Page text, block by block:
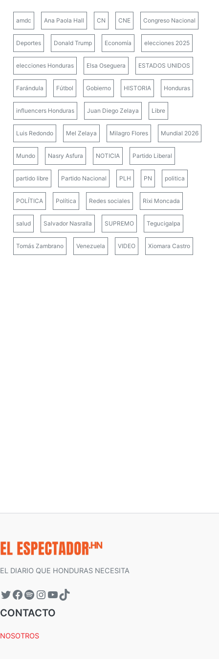
amdc Ana Paola Hall CN CNE Congreso Nacional
Deportes Donald Trump Economía elecciones 2025
elecciones Honduras Elsa Oseguera ESTADOS UNIDOS
Farándula Fútbol Gobierno HISTORIA Honduras
influencers Honduras Juan Diego Zelaya Libre
Luis Redondo Mel Zelaya Milagro Flores Mundial 2026
Mundo Nasry Asfura NOTICIA Partido Liberal
partido libre Partido Nacional PLH PN politica
POLÍTICA Política Redes sociales Rixi Moncada
salud Salvador Nasralla SUPREMO Tegucigalpa
Tomás Zambrano Venezuela VIDEO Xiomara Castro
EL DIARIO QUE HONDURAS NECESITA
CONTACTO
NOSOTROS